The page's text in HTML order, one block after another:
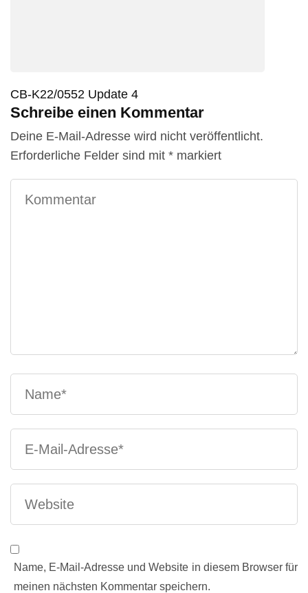
CB-K22/0552 Update 4
Schreibe einen Kommentar
Deine E-Mail-Adresse wird nicht veröffentlicht.
Erforderliche Felder sind mit * markiert
Name, E-Mail-Adresse und Website in diesem Browser für
meinen nächsten Kommentar speichern.